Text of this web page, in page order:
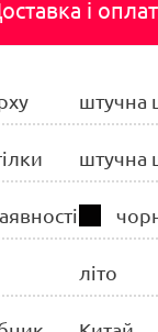
і
штучна
штучна
літо